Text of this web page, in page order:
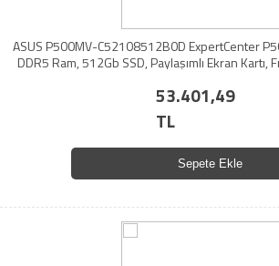
ASUS P500MV-C52108512B0D ExpertCenter
DDR5 Ram, 512Gb SSD, Paylaşımlı Ekran Kartı,
53.401,49
TL
Sepete Ekle